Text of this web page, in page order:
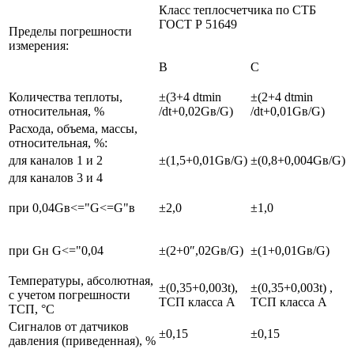
Пределы погрешности
измерения:
Класс теплосчетчика по СТБ
ГОСТ Р 51649
В С
Количества теплоты,
относительная, %
±(3+4 dtmin
/dt+0,02Gв/G)
±(2+4 dtmin
/dt+0,01Gв/G)
Расхода, объема, массы,
относительная, %:
для каналов 1 и 2
±(1,5+0,01Gв/G) ±(0,8+0,004Gв/G)
для каналов 3 и 4
при 0,04Gв<="G<=G"в ±2,0 ±1,0
при Gн G<="0,04 ±(2+0″,02Gв/G) ±(1+0,01Gв/G)
Температуры, абсолютная,
с учетом погрешности
ТСП, °С
±(0,35+0,003t),
ТСП класса А
±(0,35+0,003t) ,
ТСП класса А
Сигналов от датчиков
давления (приведенная), %
±0,15 ±0,15